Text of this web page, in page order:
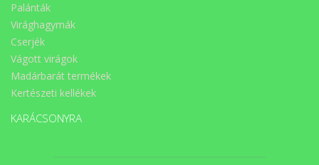
Palánták
Virághagymák
Cserjék
Vágott virágok
Madárbarát termékek
Kertészeti kellékek
KARÁCSONYRA